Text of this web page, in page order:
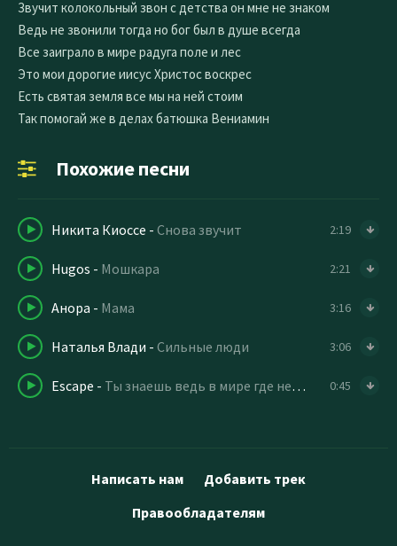
Звучит колокольный звон с детства он мне не знаком
Ведь не звонили тогда но бог был в душе всегда
Все заиграло в мире радуга поле и лес
Это мои дорогие иисус Христос воскрес
Есть святая земля все мы на ней стоим
Так помогай же в делах батюшка Вениамин
Похожие песни
Никита Киоссе - Снова звучит 2:19
Hugos - Мошкара 2:21
Анора - Мама 3:16
Наталья Влади - Сильные люди 3:06
Escape - Ты знаешь ведь в мире где нет любви 0:45
Написать нам
Добавить трек
Правообладателям